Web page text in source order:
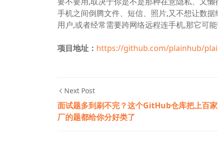
手机之间倒腾文件、短信、照片,又不想让数
用户,或者经常需要跨网络远程连手机,那它可
项目地址： https://github.com/plainhub/
Next Post
面试题多到刷不完？这个GitHub仓库把上百
厂的题都给你分好类了